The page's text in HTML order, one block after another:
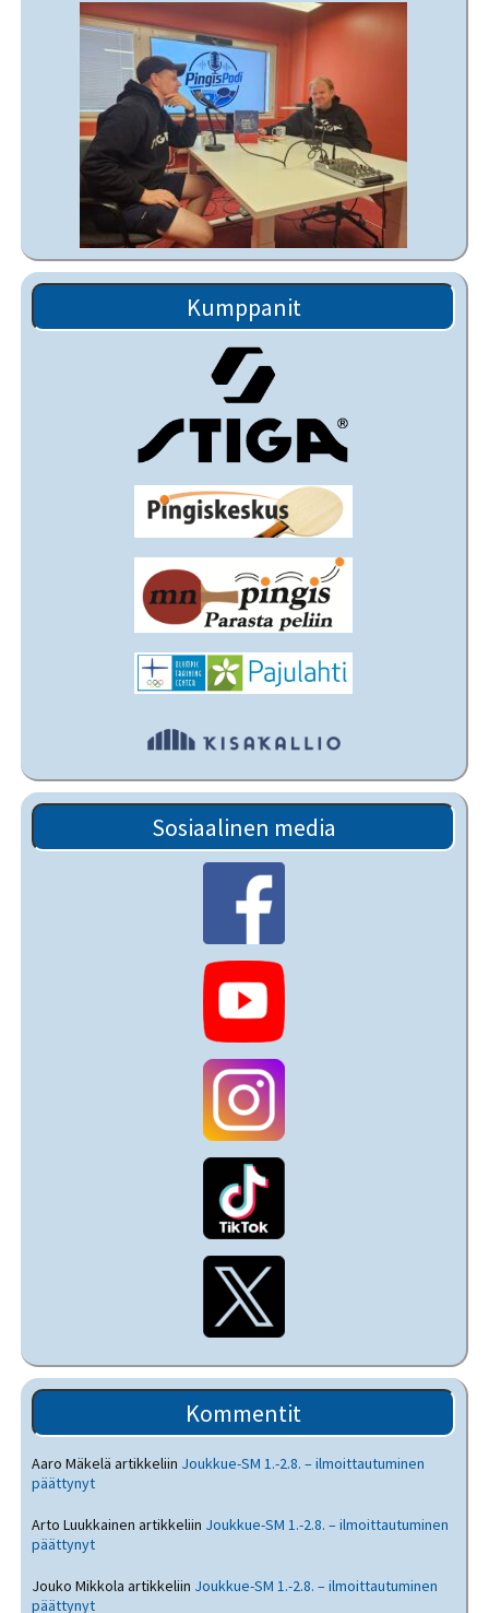
Kumppanit
Sosiaalinen media
Kommentit
Aaro Mäkelä artikkeliin Joukkue-SM 1.-2.8. – ilmoittautuminen
päättynyt
Arto Luukkainen artikkeliin Joukkue-SM 1.-2.8. – ilmoittautuminen
päättynyt
Jouko Mikkola artikkeliin Joukkue-SM 1.-2.8. – ilmoittautuminen
päättynyt